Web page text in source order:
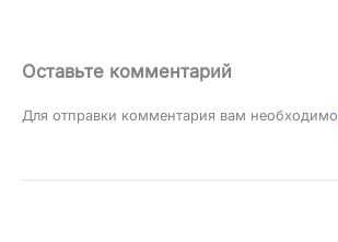
Оставьте комментарий
Для отправки комментария вам необходимо